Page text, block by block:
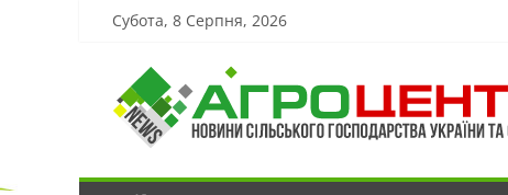
Субота, 8 Серпня, 2026